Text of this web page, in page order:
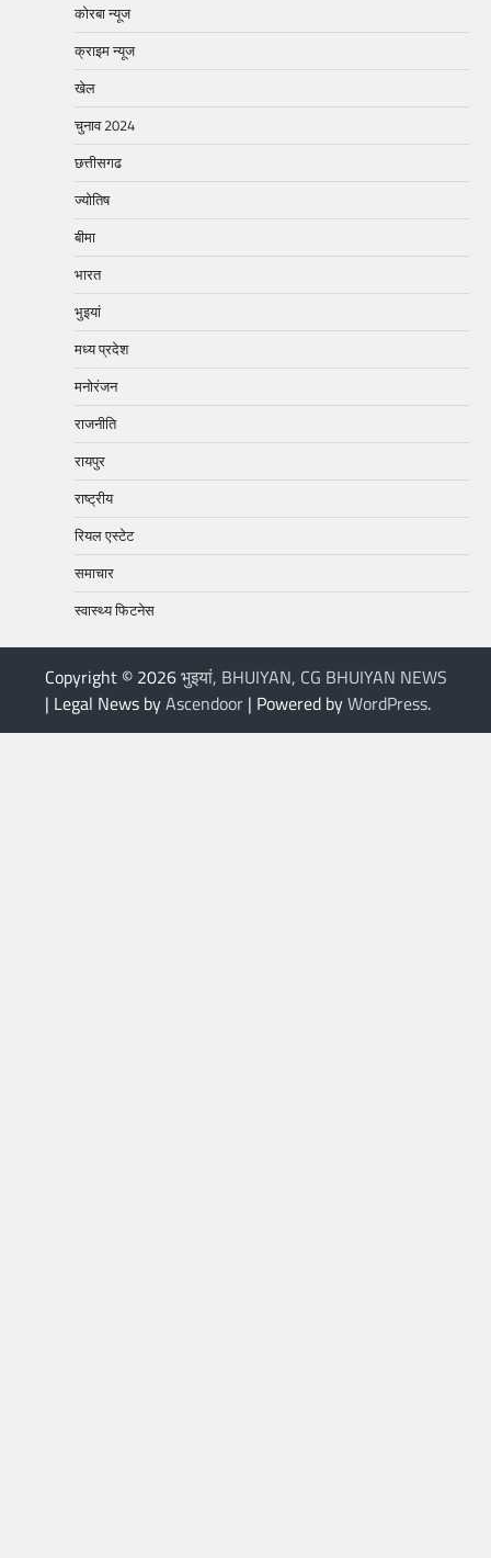
कोरबा न्यूज
क्राइम न्यूज
खेल
चुनाव 2024
छत्तीसगढ
ज्योतिष
बीमा
भारत
भुइयां
मध्य प्रदेश
मनोरंजन
राजनीति
रायपुर
राष्ट्रीय
रियल एस्टेट
समाचार
स्वास्थ्य फिटनेस
Copyright © 2026भुइयां, BHUIYAN, CG BHUIYAN NEWS
| Legal News byAscendoor| Powered byWordPress.